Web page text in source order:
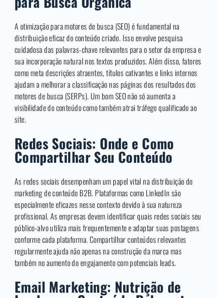
A otimização para motores de busca (SEO) é fundamental na
distribuição eficaz do conteúdo criado. Isso envolve pesquisa
cuidadosa das palavras-chave relevantes para o setor da empresa e
sua incorporação natural nos textos produzidos. Além disso, fatores
como meta descrições atraentes, títulos cativantes e links internos
ajudam a melhorar a classificação nas páginas dos resultados dos
motores de busca (SERPs). Um bom SEO não só aumenta a
visibilidade do conteúdo como também atrai tráfego qualificado ao
site.
Redes Sociais: Onde e Como
Compartilhar Seu Conteúdo
As redes sociais desempenham um papel vital na distribuição do
marketing de conteúdo B2B. Plataformas como LinkedIn são
especialmente eficazes nesse contexto devido à sua natureza
profissional. As empresas devem identificar quais redes sociais seu
público-alvo utiliza mais frequentemente e adaptar suas postagens
conforme cada plataforma. Compartilhar conteúdos relevantes
regularmente ajuda não apenas na construção da marca mas
também no aumento do engajamento com potenciais leads.
Email Marketing: Nutrição de